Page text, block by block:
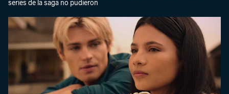
series de la saga no pudieron